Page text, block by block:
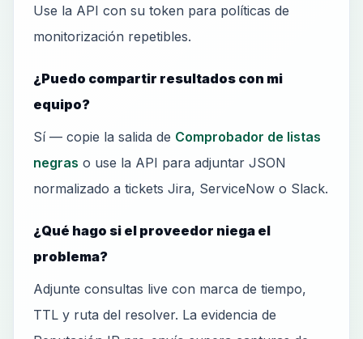
Use la API con su token para políticas de
monitorización repetibles.
¿Puedo compartir resultados con mi
equipo?
Sí — copie la salida de Comprobador de listas
negras o use la API para adjuntar JSON
normalizado a tickets Jira, ServiceNow o Slack.
¿Qué hago si el proveedor niega el
problema?
Adjunte consultas live con marca de tiempo,
TTL y ruta del resolver. La evidencia de